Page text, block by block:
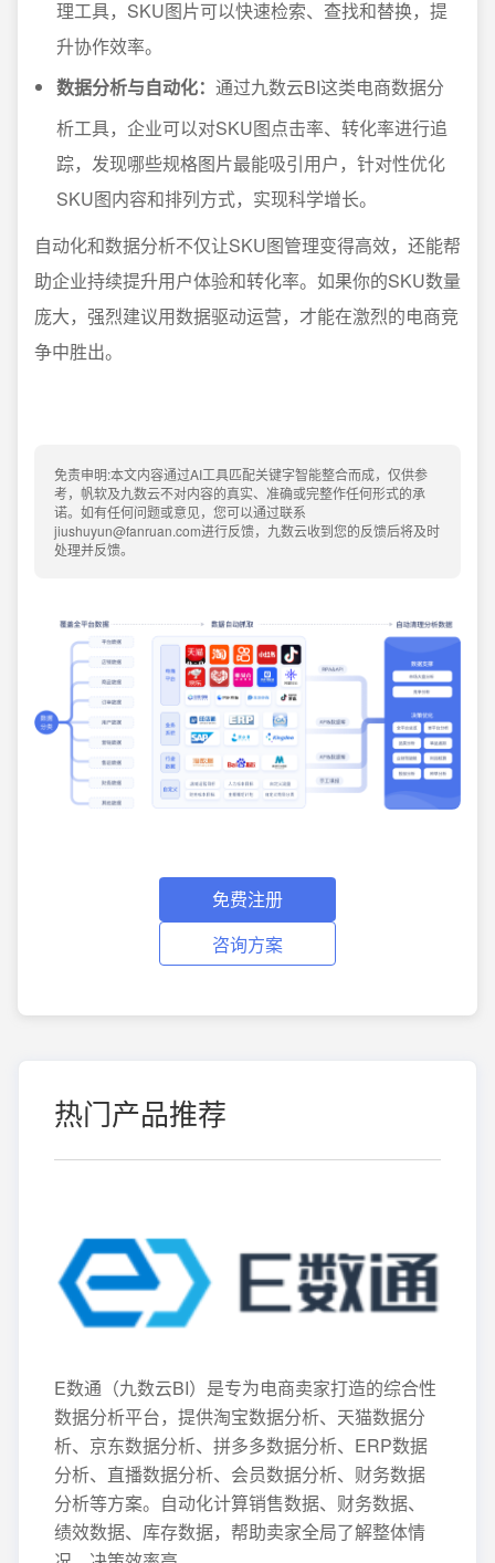
理工具，SKU图片可以快速检索、查找和替换，提
升协作效率。
数据分析与自动化： 通过九数云BI这类电商数据分
析工具，企业可以对SKU图点击率、转化率进行追
踪，发现哪些规格图片最能吸引用户，针对性优化
SKU图内容和排列方式，实现科学增长。
自动化和数据分析不仅让SKU图管理变得高效，还能帮
助企业持续提升用户体验和转化率。如果你的SKU数量
庞大，强烈建议用数据驱动运营，才能在激烈的电商竞
争中胜出。
免责申明:本文内容通过AI工具匹配关键字智能整合而成，仅供参
考，帆软及九数云不对内容的真实、准确或完整作任何形式的承
诺。如有任何问题或意见，您可以通过联系
jiushuyun@fanruan.com进行反馈，九数云收到您的反馈后将及时
处理并反馈。
免费注册
咨询方案
热门产品推荐
E数通（九数云BI）是专为电商卖家打造的综合性
数据分析平台，提供淘宝数据分析、天猫数据分
析、京东数据分析、拼多多数据分析、ERP数据
分析、直播数据分析、会员数据分析、财务数据
分析等方案。自动化计算销售数据、财务数据、
绩效数据、库存数据，帮助卖家全局了解整体情